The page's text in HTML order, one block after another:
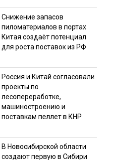
Снижение запасов
пиломатериалов в портах
Китая создаёт потенциал
для роста поставок из РФ
Россия и Китай согласовали
проекты по
лесопереработке,
машиностроению и
поставкам пеллет в КНР
В Новосибирской области
создают первую в Сибири